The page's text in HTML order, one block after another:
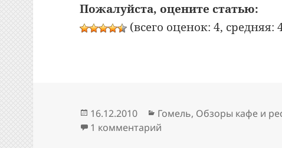
Пожалуйста, оцените статью:
(всего оценок: 4, средняя:
Опубликовано
16.12.2010 Рубрики
Гомель, Обзоры кафе и
1 комментарий